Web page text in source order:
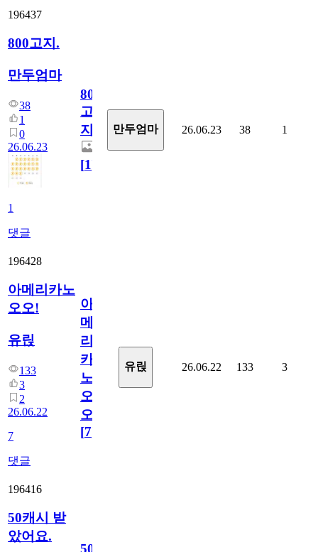
196437
800고지.
만두엄마
38
1
0
26.06.23
1
댓글
800
고
지.
[1]
만두엄마 26.06.23 38 1
196428
아메리카노
오오!
유릱
133
3
2
26.06.22
7
댓글
아
메
리
카
노
오
오!
[7]
유릱 26.06.22 133 3
196416
50캐시 받
았어요.
50